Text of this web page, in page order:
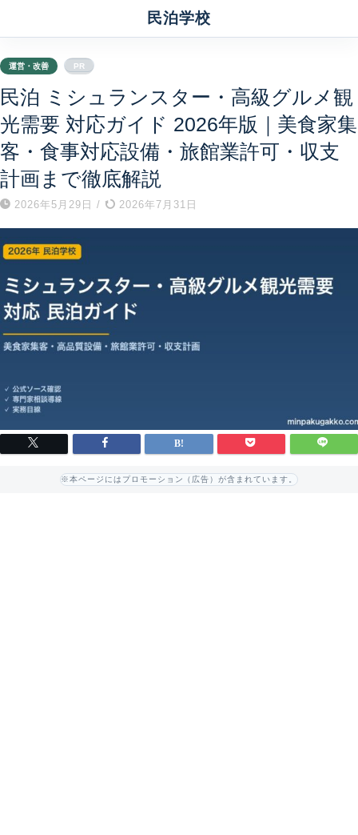
民泊学校
運営・改善 PR
民泊 ミシュランスター・高級グルメ観
光需要 対応ガイド 2026年版｜美食家集
客・食事対応設備・旅館業許可・収支
計画まで徹底解説
2026年5月29日 / 2026年7月31日
※本ページにはプロモーション（広告）が含まれています。